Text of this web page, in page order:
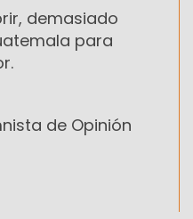
demasiado
para
de Opinión